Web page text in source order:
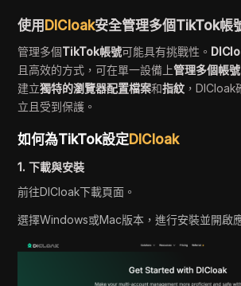
使用 DICloak安全管理多個TikTok帳
管理多個TikTok帳號可能具有挑戰性。
且高效的方式，可在單一設備上管理多個帳號
建立獨特的瀏覽器配置檔案和指紋 ，
立且受到保護。
如何為TikTok設定DICloak
1. 下載與安裝
前往DICloak下載頁面。
選擇Windows或Mac版本，進行安裝並開啟